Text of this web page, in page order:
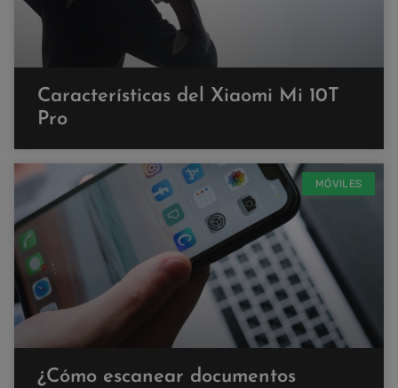
Características del Xiaomi Mi 10T
Pro
MÓVILES
¿Cómo escanear documentos